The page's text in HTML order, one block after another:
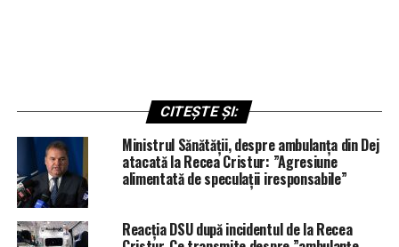
CITEȘTE ȘI:
Ministrul Sănătății, despre ambulanța din Dej
atacată la Recea Cristur: ”Agresiune
alimentată de speculații iresponsabile”
Reacția DSU după incidentul de la Recea